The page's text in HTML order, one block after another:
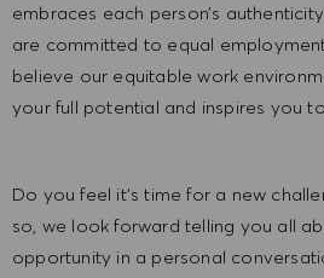
embraces each person’s
are committed to equal
believe our equitable work
your full potential and inspires you
Do you feel it’s time for a new
so, we look forward telling you all
opportunity in a personal